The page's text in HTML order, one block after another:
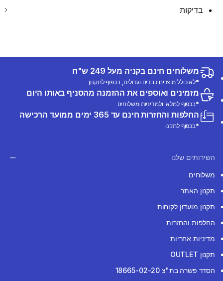
בדיקות
משלוחים חינם בקניה מעל 249 ש"ח
*לא כולל מוצרים כבדים וגדולים, בכפוף לתקנון
מזמינים ואוספים את ההזמנה מהסניף באותו היום
*בכפוף למלאי ולמדיניות משלוחים
החלפות והחזרות חינם עד 365 ימים ממועד הרכישה
*בכפוף לתקנון
השירותים שלנו
משלוחים
תקנון האתר
תקנון מועדון לקוחות
החלפות והחזרות
מדיניות אחריות
תקנון OUTLET
הסדר פשרה בת"צ 18665-02-20